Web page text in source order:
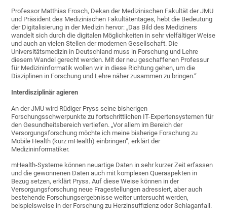
Professor Matthias Frosch, Dekan der Medizinischen Fakultät der JMU
und Präsident des Medizinischen Fakultätentages, hebt die Bedeutung
der Digitalisierung in der Medizin hervor: „Das Bild des Mediziners
wandelt sich durch die digitalen Möglichkeiten in sehr vielfältiger Weise
und auch an vielen Stellen der modernen Gesellschaft. Die
Universitätsmedizin in Deutschland muss in Forschung und Lehre
diesem Wandel gerecht werden. Mit der neu geschaffenen Professur
für Medizininformatik wollen wir in diese Richtung gehen, um die
Disziplinen in Forschung und Lehre näher zusammen zu bringen.“
Interdisziplinär agieren
An der JMU wird Rüdiger Pryss seine bisherigen
Forschungsschwerpunkte zu fortschrittlichen IT-Expertensystemen für
den Gesundheitsbereich vertiefen. „Vor allem im Bereich der
Versorgungsforschung möchte ich meine bisherige Forschung zu
Mobile Health (kurz mHealth) einbringen“, erklärt der
Medizininformatiker.
mHealth-Systeme können neuartige Daten in sehr kurzer Zeit erfassen
und die gewonnenen Daten auch mit komplexen Queraspekten in
Bezug setzen, erklärt Pryss. Auf diese Weise können in der
Versorgungsforschung neue Fragestellungen adressiert, aber auch
bestehende Forschungsergebnisse weiter untersucht werden,
beispielsweise in der Forschung zu Herzinsuffizienz oder Schlaganfall.